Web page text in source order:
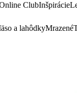
ClubInšpirácie
a lahôdkyMrazené